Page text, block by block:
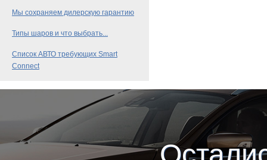
Мы сохраняем дилерскую гарантию
Типы шаров и что выбрать...
Список АВТО требующих Smart
Connect